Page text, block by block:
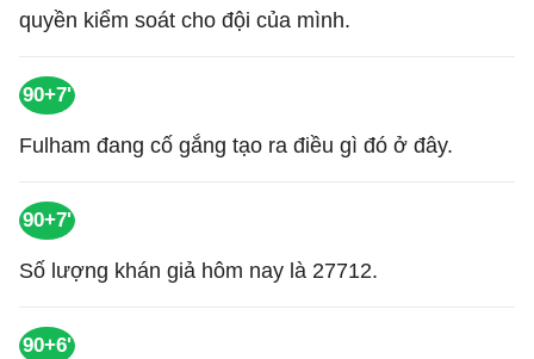
quyền kiểm soát cho đội của mình.
90+7'
Fulham đang cố gắng tạo ra điều gì đó ở đây.
90+7'
Số lượng khán giả hôm nay là 27712.
90+6'